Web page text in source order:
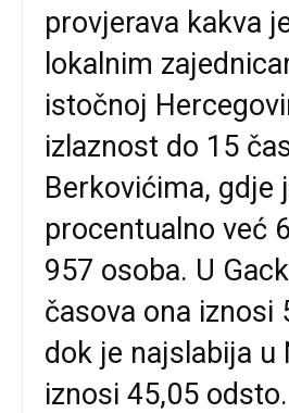
provjerava kakva
lokalnim
istočnoj
izlaznost do 15
Berkovićima, gdje
procentualno već
957 osoba. U
časova ona iznosi
dok je najslabija u
iznosi 45,05 odsto.